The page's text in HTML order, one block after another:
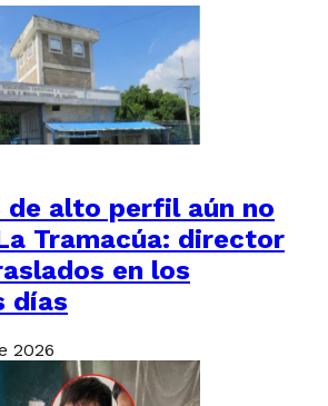
de alto perfil aún no
Tramacúa: director
en los
días
2026